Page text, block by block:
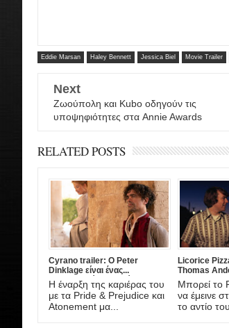
Eddie Marsan Haley Bennett Jessica Biel Movie Trailer
Next
Ζωούπολη και Kubo οδηγούν τις
υποψηφιότητες στα Annie Awards
RELATED POSTS
Cyrano trailer: Ο Peter
Dinklage είναι ένας...
διαφορετικός Συρανό ντε
Μπερζεράκ στη νέα μιούζικαλ
διασκευή από το σκηνοθέτη
του Darkest Hour!
Η έναρξη της καριέρας του
με τα Pride & Prejudice και
Atonement μα...
Licorice
Thomas
rewind στην
αθωότητας
νεανική
Μπορεί το
να έμεινε
το αντίο